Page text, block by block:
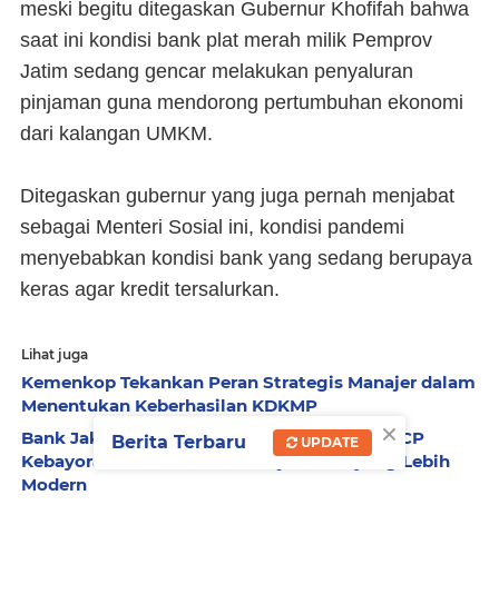
meski begitu ditegaskan Gubernur Khofifah bahwa
saat ini kondisi bank plat merah milik Pemprov
Jatim sedang gencar melakukan penyaluran
pinjaman guna mendorong pertumbuhan ekonomi
dari kalangan UMKM.
Ditegaskan gubernur yang juga pernah menjabat
sebagai Menteri Sosial ini, kondisi pandemi
menyebabkan kondisi bank yang sedang berupaya
keras agar kredit tersalurkan.
Lihat juga
Kemenkop Tekankan Peran Strategis Manajer dalam
Menentukan Keberhasilan KDKMP
Bank Jakarta Resmikan New Look Branch KCP
Kebayoran Park, Hadirkan Wajah Baru yang Lebih
Modern
×
Berita Terbaru UPDATE